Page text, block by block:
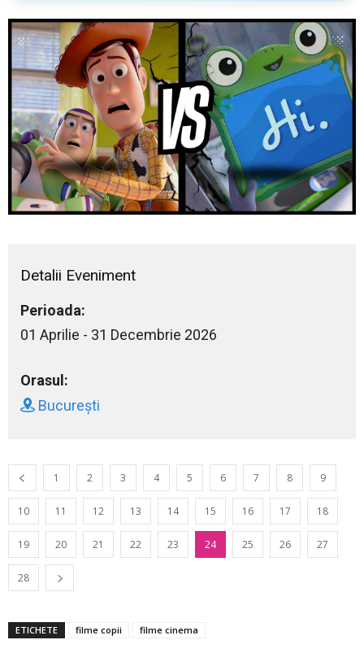
Detalii Eveniment
Perioada:
01 Aprilie - 31 Decembrie 2026
Orasul:
București
1 2 3 4 5 6 7 8 9
10 11 12 13 14 15 16 17 18
19 20 21 22 23 24 25 26 27
28
ETICHETE filme copii filme cinema